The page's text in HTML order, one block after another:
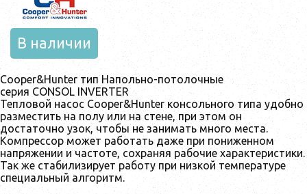
В наличии
Cooper&Hunter тип Напольно-потолочные
серия CONSOL INVERTER
Тепловой насос Cooper&Hunter консольного типа удобно
разместить на полу или на стене, при этом он
достаточно узок, чтобы не занимать много места.
Компрессор может работать даже при пониженном
напряжении и частоте, сохраняя рабочие характеристики.
Так же стабилизирует работу при низкой температуре
специальный алгоритм.